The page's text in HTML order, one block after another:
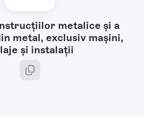
metalice şi a
metal, exclusiv maşini,
şi instalaţii